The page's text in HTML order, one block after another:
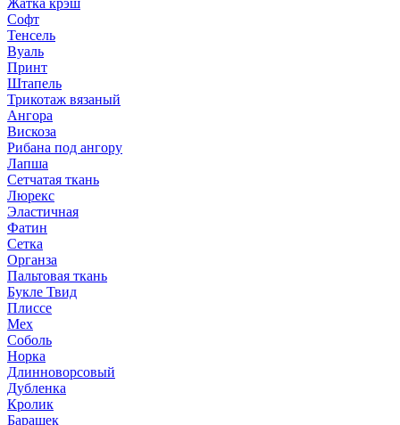
Жатка крэш
Софт
Тенсель
Вуаль
Принт
Штапель
Трикотаж вязаный
Ангора
Вискоза
Рибана под ангору
Лапша
Сетчатая ткань
Люрекс
Эластичная
Фатин
Сетка
Органза
Пальтовая ткань
Букле Твид
Плиссе
Мех
Соболь
Норка
Длинноворсовый
Дубленка
Кролик
Барашек